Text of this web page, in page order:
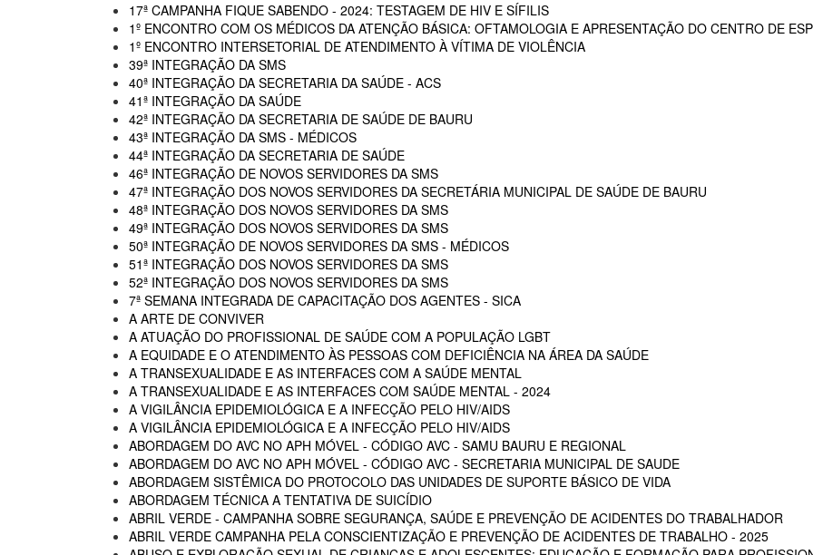
17ª CAMPANHA FIQUE SABENDO - 2024: TESTAGEM DE HIV E SÍFILIS
1º ENCONTRO COM OS MÉDICOS DA ATENÇÃO BÁSICA: OFTAMOLOGIA E APRESENTAÇÃO DO CENTRO DE
1º ENCONTRO INTERSETORIAL DE ATENDIMENTO À VÍTIMA DE VIOLÊNCIA
39ª INTEGRAÇÃO DA SMS
40ª INTEGRAÇÃO DA SECRETARIA DA SAÚDE - ACS
41ª INTEGRAÇÃO DA SAÚDE
42ª INTEGRAÇÃO DA SECRETARIA DE SAÚDE DE BAURU
43ª INTEGRAÇÃO DA SMS - MÉDICOS
44ª INTEGRAÇÃO DA SECRETARIA DE SAÚDE
46ª INTEGRAÇÃO DE NOVOS SERVIDORES DA SMS
47ª INTEGRAÇÃO DOS NOVOS SERVIDORES DA SECRETÁRIA MUNICIPAL DE SAÚDE DE BAURU
48ª INTEGRAÇÃO DOS NOVOS SERVIDORES DA SMS
49ª INTEGRAÇÃO DOS NOVOS SERVIDORES DA SMS
50ª INTEGRAÇÃO DE NOVOS SERVIDORES DA SMS - MÉDICOS
51ª INTEGRAÇÃO DOS NOVOS SERVIDORES DA SMS
52ª INTEGRAÇÃO DOS NOVOS SERVIDORES DA SMS
7ª SEMANA INTEGRADA DE CAPACITAÇÃO DOS AGENTES - SICA
A ARTE DE CONVIVER
A ATUAÇÃO DO PROFISSIONAL DE SAÚDE COM A POPULAÇÃO LGBT
A EQUIDADE E O ATENDIMENTO ÀS PESSOAS COM DEFICIÊNCIA NA ÁREA DA SAÚDE
A TRANSEXUALIDADE E AS INTERFACES COM A SAÚDE MENTAL
A TRANSEXUALIDADE E AS INTERFACES COM SAÚDE MENTAL - 2024
A VIGILÂNCIA EPIDEMIOLÓGICA E A INFECÇÃO PELO HIV/AIDS
A VIGILÂNCIA EPIDEMIOLÓGICA E A INFECÇÃO PELO HIV/AIDS
ABORDAGEM DO AVC NO APH MÓVEL - CÓDIGO AVC - SAMU BAURU E REGIONAL
ABORDAGEM DO AVC NO APH MÓVEL - CÓDIGO AVC - SECRETARIA MUNICIPAL DE SAUDE
ABORDAGEM SISTÊMICA DO PROTOCOLO DAS UNIDADES DE SUPORTE BÁSICO DE VIDA
ABORDAGEM TÉCNICA A TENTATIVA DE SUICÍDIO
ABRIL VERDE - CAMPANHA SOBRE SEGURANÇA, SAÚDE E PREVENÇÃO DE ACIDENTES DO TRABALHADOR
ABRIL VERDE CAMPANHA PELA CONSCIENTIZAÇÃO E PREVENÇÃO DE ACIDENTES DE TRABALHO - 2025